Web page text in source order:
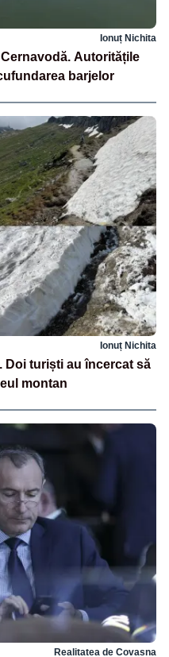
Ionuț Nichita
Autoritățile
barjelor
Ionuț Nichita
Doi turiști au încercat să
montan
Realitatea de Covasna